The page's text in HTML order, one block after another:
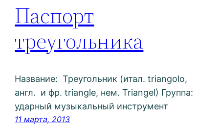
Паспорт
треугольника
Название: Треугольник (итал. triangolo,
англ. и фр. triangle, нем. Triangel) Группа:
ударный музыкальный инструмент
11 марта, 2013